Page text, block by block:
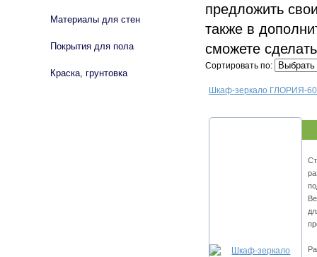
предложить
также в
сможете
Сортировать по:
Шкаф-зеркало ГЛОРИЯ-60
Материалы для стен
Покрытия для пола
Краска, грунтовка